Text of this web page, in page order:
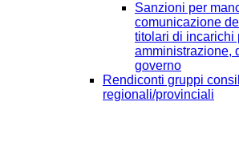
Sanzioni per
comunicazione
titolari di incarichi
amministrazione,
governo
Rendiconti gruppi
regionali/provinciali